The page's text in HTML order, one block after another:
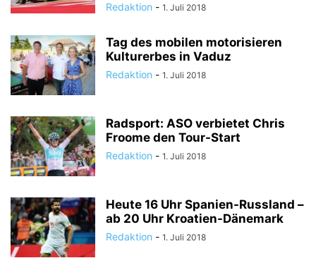
Redaktion - 1. Juli 2018
Tag des mobilen motorisieren
Kulturerbes in Vaduz
Redaktion - 1. Juli 2018
Radsport: ASO verbietet Chris
Froome den Tour-Start
Redaktion - 1. Juli 2018
Heute 16 Uhr Spanien-Russland –
ab 20 Uhr Kroatien-Dänemark
Redaktion - 1. Juli 2018